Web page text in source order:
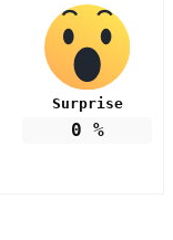
Surprise
0 %